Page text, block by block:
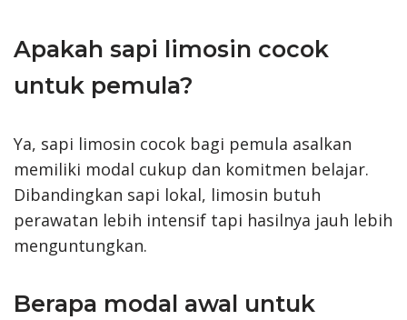
Apakah sapi limosin cocok
untuk pemula?
Ya, sapi limosin cocok bagi pemula asalkan
memiliki modal cukup dan komitmen belajar.
Dibandingkan sapi lokal, limosin butuh
perawatan lebih intensif tapi hasilnya jauh lebih
menguntungkan.
Berapa modal awal untuk